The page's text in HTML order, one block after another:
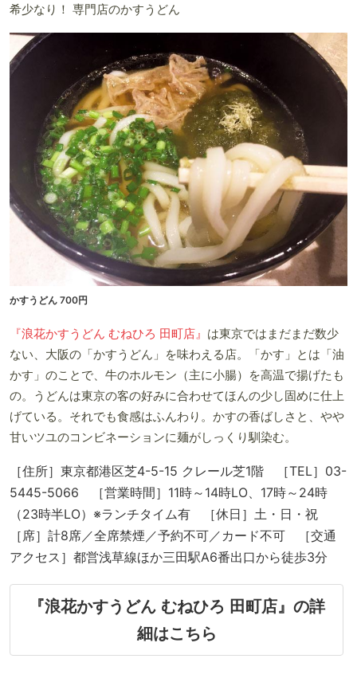
希少なり！ 専門店のかすうどん
かすうどん 700円
『浪花かすうどん むねひろ 田町店』 は東京ではまだまだ数少
ない、大阪の「かすうどん」を味わえる店。「かす」とは「油
かす」のことで、牛のホルモン（主に小腸）を高温で揚げたも
の。うどんは東京の客の好みに合わせてほんの少し固めに仕上
げている。それでも食感はふんわり。かすの香ばしさと、やや
甘いツユのコンビネーションに麺がしっくり馴染む。
［住所］東京都港区芝4-5-15 クレール芝1階 ［TEL］03-
5445-5066 ［営業時間］11時～14時LO、17時～24時
（23時半LO）※ランチタイム有 ［休日］土・日・祝
［席］計8席／全席禁煙／予約不可／カード不可 ［交通
アクセス］都営浅草線ほか三田駅A6番出口から徒歩3分
『浪花かすうどん むねひろ 田町店』の詳
細はこちら